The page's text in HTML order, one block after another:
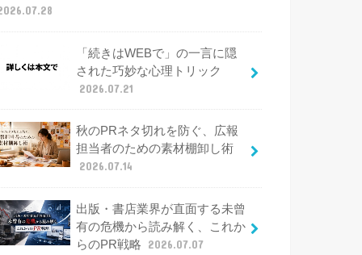
「続きはWEBで」の一言に隠
された巧妙な心理トリック
2026.07.21
秋のPRネタ切れを防ぐ、広報
担当者のための素材棚卸し術
2026.07.14
出版・書店業界が直面する未曾
有の危機から読み解く、これか
らのPR戦略
2026.07.07